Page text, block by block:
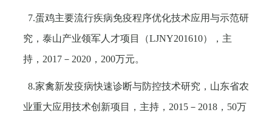
7.蛋鸡主要流行疾病免疫程序优化技术应用与示范研
究，泰山产业领军人才项目（LJNY201610），主
持， 2017－ 2020， 200万元。
8.家禽新发疫病快速诊断与防控技术研究，山东省农
业重大应用技术创新项目，主持， 2015－ 2018， 50万